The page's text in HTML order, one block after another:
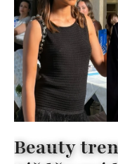
Beauty